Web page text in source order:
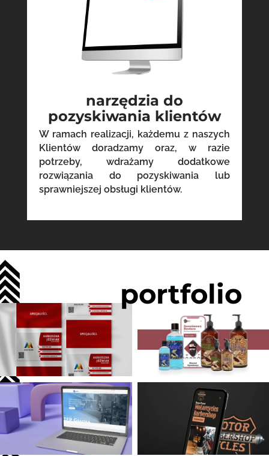
narzędzia do
pozyskiwania klientów
W ramach realizacji, każdemu z naszych
Klientów doradzamy oraz, w razie
potrzeby, wdrażamy dodatkowe
rozwiązania do pozyskiwania lub
sprawniejszej obsługi klientów.
portfolio